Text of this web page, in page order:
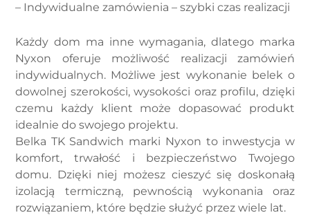
– Indywidualne zamówienia – szybki czas realizacji
Każdy dom ma inne wymagania, dlatego marka
Nyxon oferuje możliwość realizacji zamówień
indywidualnych. Możliwe jest wykonanie belek o
dowolnej szerokości, wysokości oraz profilu, dzięki
czemu każdy klient może dopasować produkt
idealnie do swojego projektu.
Belka TK Sandwich marki Nyxon to inwestycja w
komfort, trwałość i bezpieczeństwo Twojego
domu. Dzięki niej możesz cieszyć się doskonałą
izolacją termiczną, pewnością wykonania oraz
rozwiązaniem, które będzie służyć przez wiele lat.